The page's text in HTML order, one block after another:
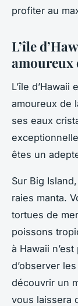
profiter au
L’île
amoureux
L’île
amoureux de
ses eaux
êtes un
Sur Big
raies manta.
tortues de
poissons
à Hawaii
d’observer
découvrir un
vous laissera